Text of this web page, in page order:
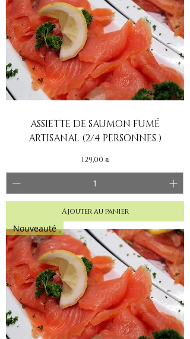
ASSIETTE DE SAUMON FUMÉ
ARTISANAL (2/4 PERSONNES )
Prix
129,00 ₪
Ajouter au panier
Nouveauté